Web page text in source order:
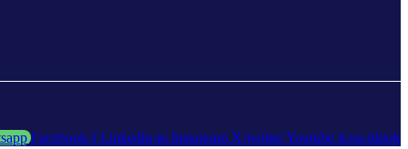
Facebook-f Linkedin-in Instagram X-twitterYoutube Icon-tiktok